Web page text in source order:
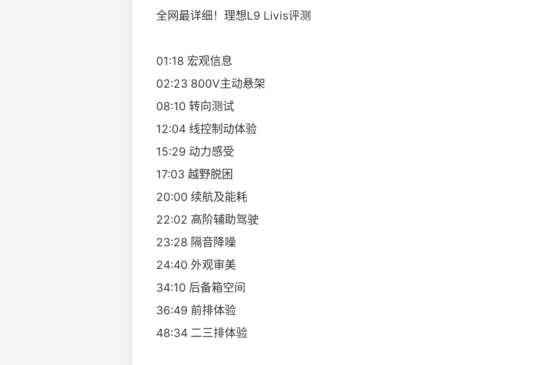
全网最详细！理想L9 Livis评测
01:18 宏观信息
02:23 800V主动悬架
08:10 转向测试
12:04 线控制动体验
15:29 动力感受
17:03 越野脱困
20:00 续航及能耗
22:02 高阶辅助驾驶
23:28 隔音降噪
24:40 外观审美
34:10 后备箱空间
36:49 前排体验
48:34 二三排体验